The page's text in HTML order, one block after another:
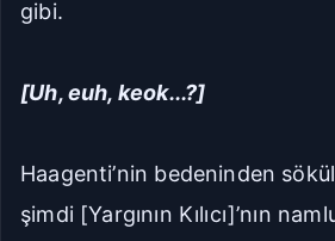
gibi.
[Uh, euh, keok...?]
Haagenti’nin bedeninden
şimdi [Yargının Kılıcı]’nın